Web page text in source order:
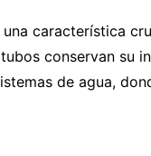
característica
conservan su
de agua,